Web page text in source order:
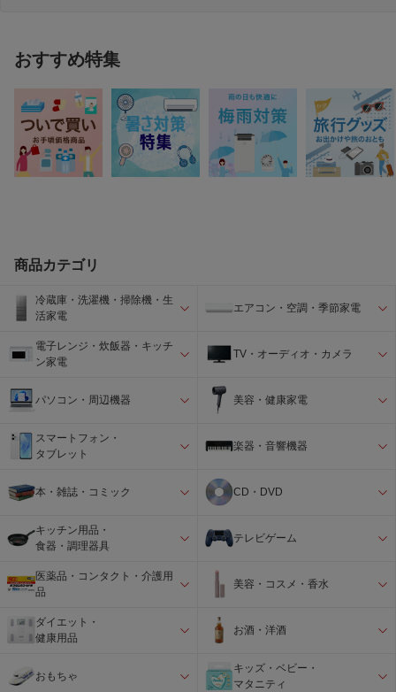
おすすめ特集
商品カテゴリ
冷蔵庫・洗濯機・掃除機・生
活家電
エアコン・空調・季節家電
電子レンジ・炊飯器・キッチ
ン家電
TV・オーディオ・カメラ
パソコン・周辺機器 美容・健康家電
スマートフォン・
タブレット
楽器・音響機器
本・雑誌・コミック CD・DVD
キッチン用品・
食器・調理器具
テレビゲーム
医薬品・コンタクト・介護用
品
美容・コスメ・香水
ダイエット・
健康用品
お酒・洋酒
おもちゃ
キッズ・ベビー・
マタニティ